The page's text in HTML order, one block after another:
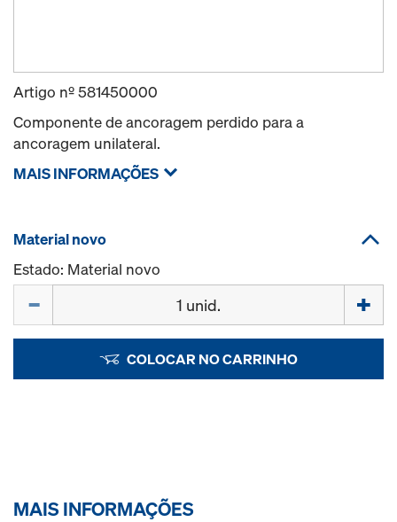
Artigo nº581450000
Componente de ancoragem perdido para a
ancoragem unilateral.
MAIS INFORMAÇÕES
Material novo
Estado: Material novo
COLOCAR NO CARRINHO
MAIS INFORMAÇÕES